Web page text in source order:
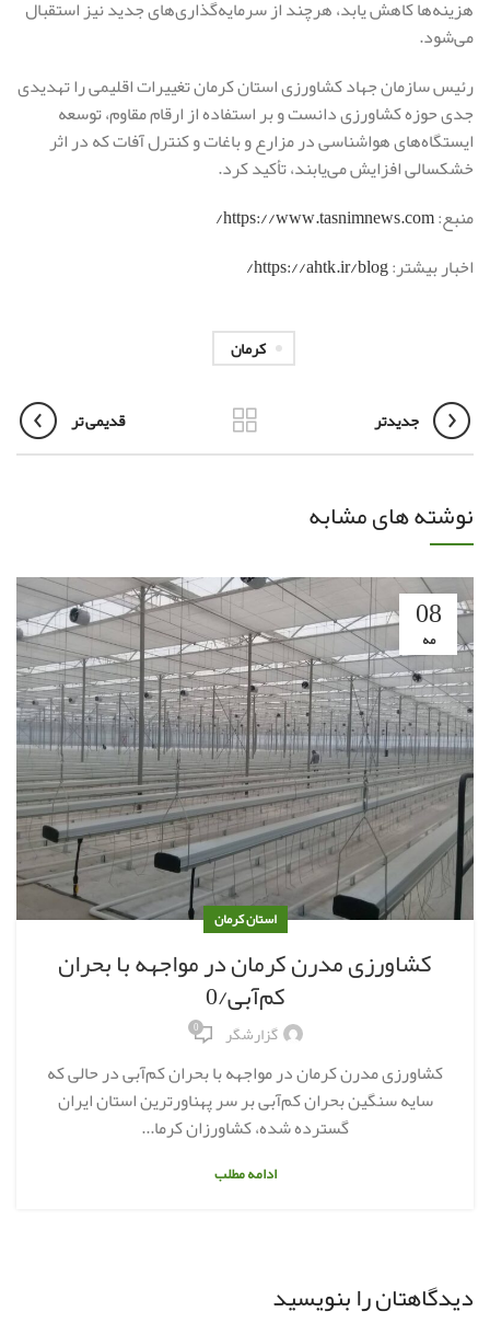
هزینه‌ها کاهش یابد، هرچند از سرمایه‌گذاری‌های جدید نیز استقبال
می‌شود.
رئیس سازمان جهاد کشاورزی استان کرمان تغییرات اقلیمی را تهدیدی
جدی حوزه کشاورزی دانست و بر استفاده از ارقام مقاوم، توسعه
ایستگاه‌های هواشناسی در مزارع و باغات و کنترل آفات که در اثر
خشکسالی افزایش می‌یابند، تأکید کرد.
منبع:https://www.tasnimnews.com/
اخبار بیشتر:https://ahtk.ir/blog/
کرمان
جدیدتر قدیمی تر
نوشته های مشابه
08
مه
استان کرمان
کشاورزی مدرن کرمان در مواجهه با بحران
کم‌آبی/0
گزارشگر 0
کشاورزی مدرن کرمان در مواجهه با بحران کم‌آبی در حالی که
سایه سنگین بحران کم‌آبی بر سر پهناورترین استان ایران
گسترده شده، کشاورزان کرما...
ادامه مطلب
دیدگاهتان را بنویسید